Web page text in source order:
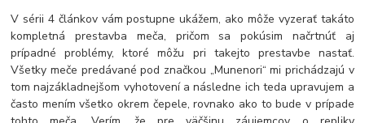
V sérii 4 článkov vám postupne ukážem, ako môže vyzerať takáto
kompletná prestavba meča, pričom sa pokúsim načrtnúť aj
prípadné problémy, ktoré môžu pri takejto prestavbe nastať.
Všetky meče predávané pod značkou „Munenori“ mi prichádzajú v
tom najzákladnejšom vyhotovení a následne ich teda upravujem a
často mením všetko okrem čepele, rovnako ako to bude v prípade